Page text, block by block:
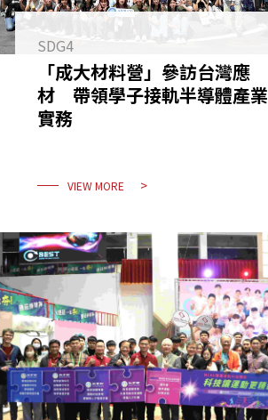
SDG4
「成大材料營」參訪台灣應
材 帶領學子接軌半導體產業
實務
VIEW MORE